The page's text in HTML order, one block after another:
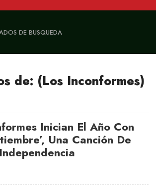
DE BUSQUEDA
de: (Los Inconformes)
Inician El Año Con
Una Canción De